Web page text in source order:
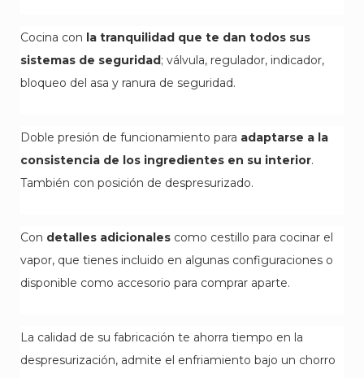
Cocina con la tranquilidad que te dan todos sus
sistemas de seguridad; válvula, regulador, indicador,
bloqueo del asa y ranura de seguridad.
Doble presión de funcionamiento para adaptarse a la
consistencia de los ingredientes en su interior.
También con posición de despresurizado.
Con detalles adicionales como cestillo para cocinar el
vapor, que tienes incluido en algunas configuraciones o
disponible como accesorio para comprar aparte.
La calidad de su fabricación te ahorra tiempo en la
despresurización, admite el enfriamiento bajo un chorro